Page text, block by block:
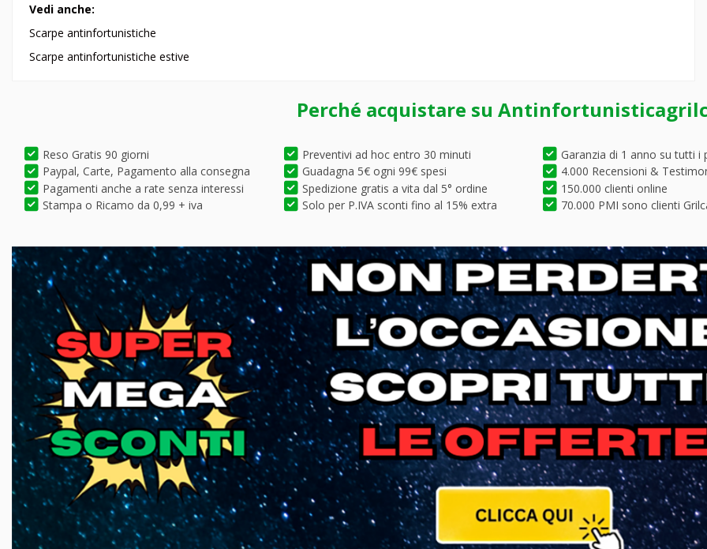
Vedi anche:
Scarpe antinfortunistiche
Scarpe antinfortunistiche estive
Perché acquistare su
Reso Gratis 90 giorni
Paypal, Carte, Pagamento alla consegna
Pagamenti anche a rate senza interessi
Stampa o Ricamo da 0,99 + iva
Preventivi ad hoc entro 30 minuti
Guadagna 5€ ogni 99€ spesi
Spedizione gratis a vita dal 5° ordine
Solo per P.IVA sconti fino al 15% extra
Garanzia di 1 anno su tutti i
4.000 Recensioni &
150.000 clienti online
70.000 PMI sono clienti